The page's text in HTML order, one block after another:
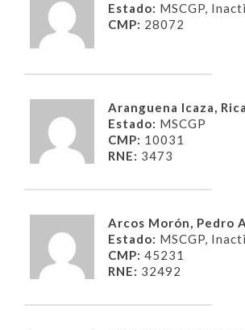
Estado: MSCGP,
CMP: 28072
Aranguena Icaza,
Estado: MSCGP
CMP: 10031
RNE: 3473
Arcos Morón, Pedro
Estado: MSCGP,
CMP: 45231
RNE: 32492